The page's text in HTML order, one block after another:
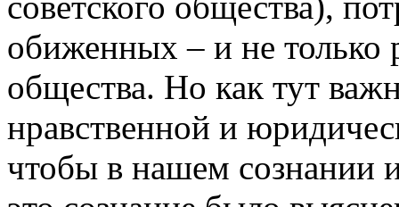
обиженных – и не только
общества. Но как тут
нравственной и
чтобы в нашем сознании